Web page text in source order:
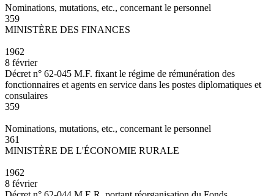
Nominations, mutations, etc., concernant le personnel
359
MINISTÈRE DES FINANCES
1962
8 février
Décret n° 62-045 M.F. fixant le régime de rémunération des
fonctionnaires et agents en service dans les postes diplomatiques et
consulaires
359
Nominations, mutations, etc., concernant le personnel
361
MINISTÈRE DE L'ÉCONOMIE RURALE
1962
8 février